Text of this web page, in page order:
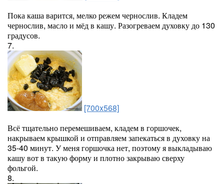
Пока каша варится, мелко режем чернослив. Кладем
чернослив, масло и мёд в кашу. Разогреваем духовку до 130
градусов.
7.
[700x568]
Всё тщательно перемешиваем, кладем в горшочек,
накрываем крышкой и отправляем запекаться в духовку на
35-40 минут. У меня горшочка нет, поэтому я выкладываю
кашу вот в такую форму и плотно закрываю сверху
фольгой.
8.